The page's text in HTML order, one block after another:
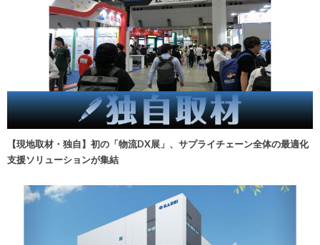
【現地取材・独自】初の「物流DX展」、サプライチェーン全体の最適化
支援ソリューションが集結